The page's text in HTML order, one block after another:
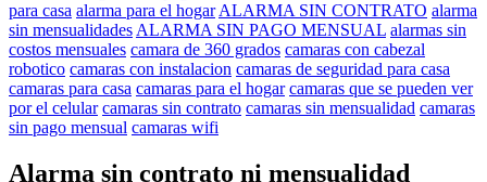
para casa alarma para el hogar ALARMA SIN CONTRATO alarma
sin mensualidades ALARMA SIN PAGO MENSUAL alarmas sin
costos mensuales camara de 360 grados camaras con cabezal
robotico camaras con instalacion camaras de seguridad para casa
camaras para casa camaras para el hogar camaras que se pueden ver
por el celular camaras sin contrato camaras sin mensualidad camaras
sin pago mensual camaras wifi
Alarma sin contrato ni mensualidad